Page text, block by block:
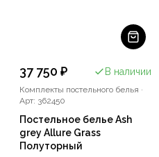
37 750 ₽ В наличии
Комплекты постельного белья ·
Арт: 362450
Постельное белье Ash
grey Allure Grass
Полуторный